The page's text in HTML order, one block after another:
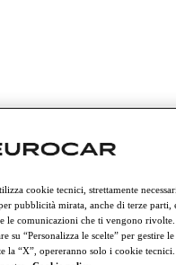
cookie tecnici, strettamente
pubblicità mirata, anche di terze
le comunicazioni che ti vengono
su “Personalizza le scelte” per gestire
la “X”, opereranno solo i cookie